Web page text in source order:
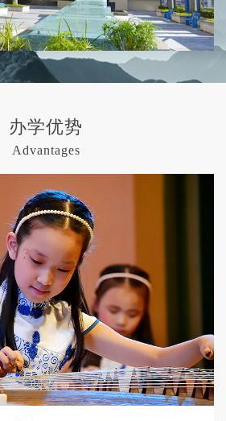
办学优势
Advantages